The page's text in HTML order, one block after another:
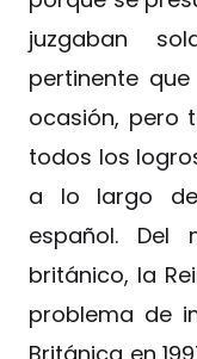
juzgaban
pertinente
ocasión, pero
todos los
a lo largo
español. Del
británico, la
problema de